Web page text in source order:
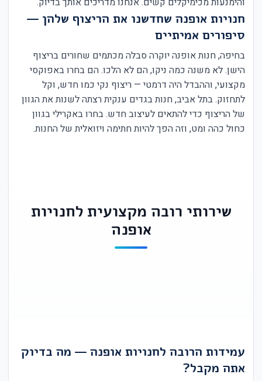
חנויות אופנה שחדשנו את הריצוף שלהן —
סיפורים אמיתיים
בחיפה, חנות אופנה יוקרה סבלה מכתמים שחורים בריצוף
הישן. לא משנה כמה ניקו, הם לא הלכו. הם בחרו באפוקסי
מקצועי, וההבדל היה דרמטי — ריצוף נקי כמו חדש, וקל
לתחזוק. בתל אביב, חנות בגדים ענקית רצתה לשנות את הגוון
של הריצוף כדי להתאים לעיצוב חדש. בחרו באקרילי בגוון
כחול כהה ומט, וזה הפך להיות חתימה ויזואלית של החנות.
שירותי רובה מקצועית לחנויות
אופנה
עמידות הרובה לחנויות אופנה — מה בדיוק
אתה מקבל?